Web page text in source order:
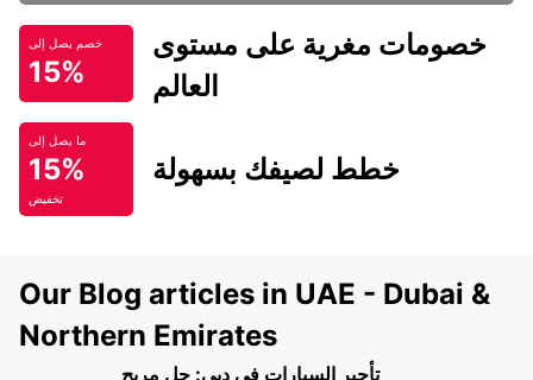
خصم يصل إلى
15%
خصومات مغرية على مستوى
العالم
ما يصل إلى
15%
تخفيض
خطط لصيفك بسهولة
Our Blog articles in UAE - Dubai &
Northern Emirates
تأجير السيارات في دبي: حل مريح